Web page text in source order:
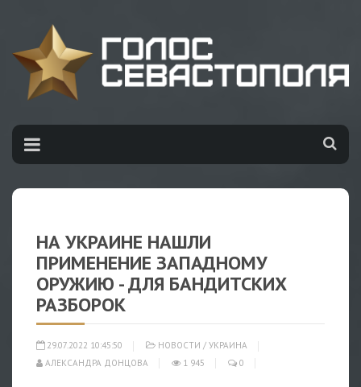
НА УКРАИНЕ НАШЛИ
ПРИМЕНЕНИЕ ЗАПАДНОМУ
ОРУЖИЮ - ДЛЯ БАНДИТСКИХ
РАЗБОРОК
29.07.2022 10:45:50 НОВОСТИ / УКРАИНА
АЛЕКСАНДРА ДОНЦОВА
1 945 0